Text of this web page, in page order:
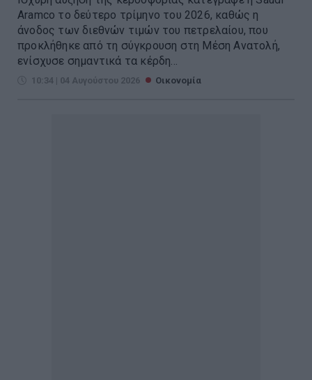
Aramco το δεύτερο τρίμηνο του 2026, καθώς η
άνοδος των διεθνών τιμών του πετρελαίου, που
προκλήθηκε από τη σύγκρουση στη Μέση Ανατολή,
ενίσχυσε σημαντικά τα κέρδη...
10:34 | 04 Αυγούστου 2026 Οικονομία